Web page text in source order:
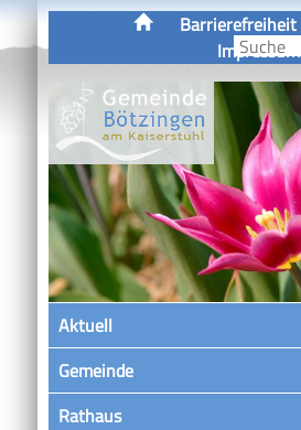
Barrierefreiheit
Impressum
Aktuell
Gemeinde
Rathaus